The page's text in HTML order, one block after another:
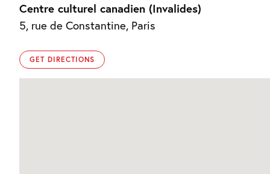
Centre culturel canadien (Invalides)
5, rue de Constantine, Paris
GET DIRECTIONS